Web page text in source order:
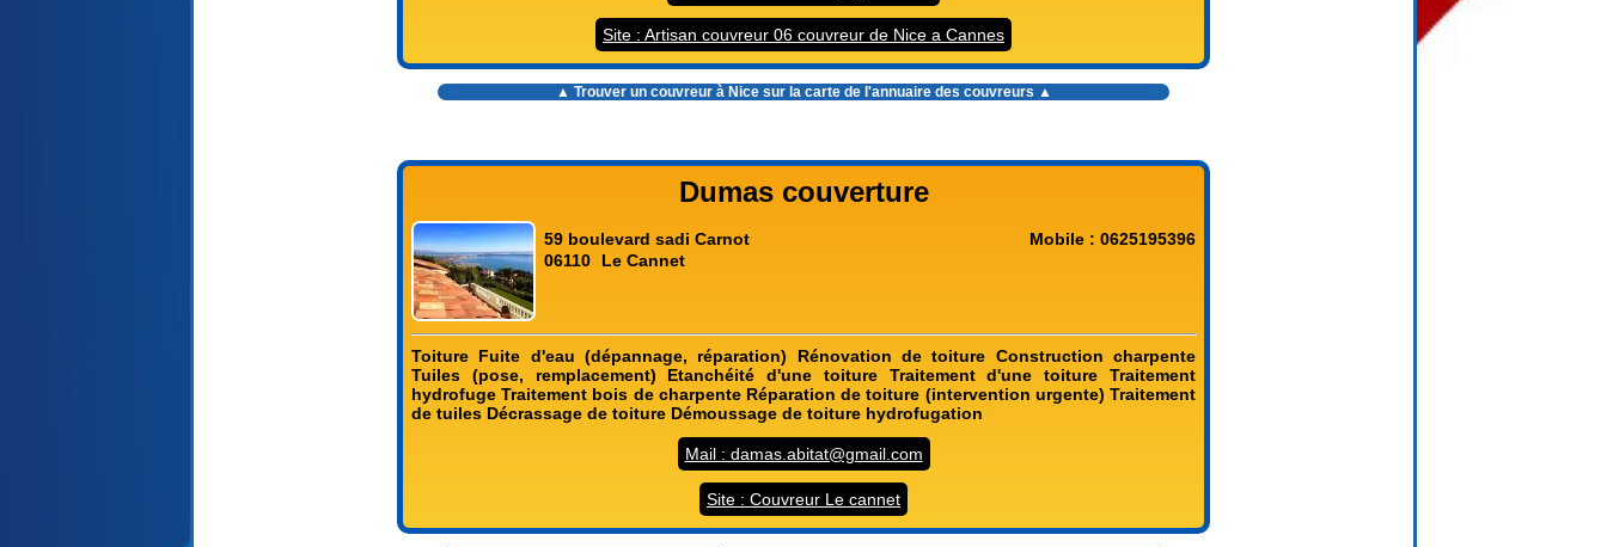
Site : Artisan couvreur 06 couvreur de Nice a Cannes
▲ Trouver un couvreur à Nicesur la carte de l'annuaire des couvreurs ▲
Dumas couverture
59 boulevard sadi Carnot
06110
Le Cannet
Mobile : 0625195396
Toiture Fuite d'eau (dépannage, réparation) Rénovation de toiture Construction charpente
Tuiles (pose, remplacement) Etanchéité d'une toiture Traitement d'une toiture Traitement
hydrofuge Traitement bois de charpente Réparation de toiture (intervention urgente) Traitement
de tuiles Décrassage de toiture Démoussage de toiture hydrofugation
Mail : damas.abitat@gmail.com
Site : Couvreur Le cannet